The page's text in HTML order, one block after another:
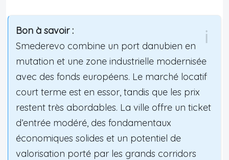
Bon à savoir :
Smederevo combine un port danubien en
mutation et une zone industrielle modernisée
avec des fonds européens. Le marché locatif
court terme est en essor, tandis que les prix
restent très abordables. La ville offre un ticket
d’entrée modéré, des fondamentaux
économiques solides et un potentiel de
valorisation porté par les grands corridors